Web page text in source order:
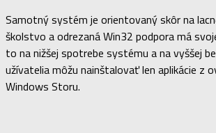
Samotný systém je orientovaný skôr na
školstvo a odrezaná Win32 podpora má
to na nižšej spotrebe systému a na vyššej
užívatelia môžu nainštalovať len aplikácie z
Windows Storu.